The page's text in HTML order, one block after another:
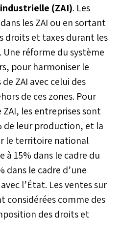
(ZAI). Les
les ZAI ou en sortant
droits et taxes durant les
Une réforme du système
pour harmoniser le
ZAI avec celui des
de ces zones. Pour
les entreprises sont
de leur production, et la
le territoire national
à 15% dans le cadre du
le cadre d’une
l’État. Les ventes sur
considérées comme des
des droits et